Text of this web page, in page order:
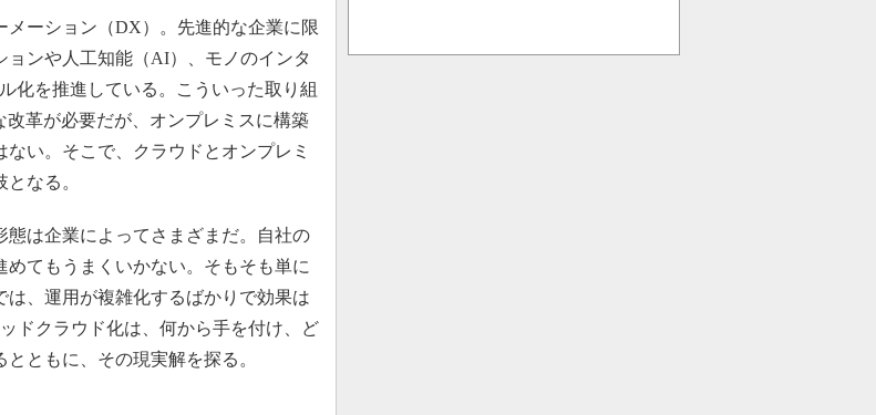
ーション（DX）。先進的な企業に限
ンや人工知能（AI）、モノのインタ
化を推進している。こういった取り組
革が必要だが、オンプレミスに構築
い。そこで、クラウドとオンプレミ
なる。
は企業によってさまざまだ。自社の
てもうまくいかない。そもそも単に
、運用が複雑化するばかりで効果は
ドクラウド化は、何から手を付け、ど
ともに、その現実解を探る。